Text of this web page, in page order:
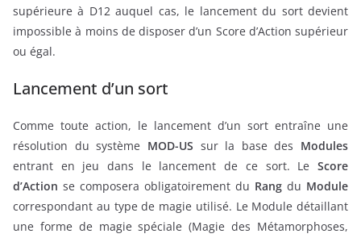
supérieure à D12 auquel cas, le lancement du sort devient
impossible à moins de disposer d’un Score d’Action supérieur
ou égal.
Lancement d’un sort
Comme toute action, le lancement d’un sort entraîne une
résolution du système MOD-US sur la base des Modules
entrant en jeu dans le lancement de ce sort. Le Score
d’Action se composera obligatoirement du Rang du Module
correspondant au type de magie utilisé. Le Module détaillant
une forme de magie spéciale (Magie des Métamorphoses,